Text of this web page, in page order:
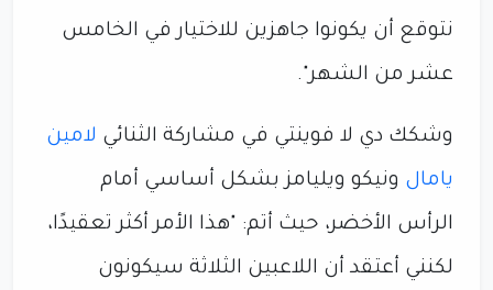
نتوقع أن يكونوا جاهزين للاختيار في الخامس
عشر من الشهر".
وشكك دي لا فوينتي في مشاركة الثنائي لامين
يامال ونيكو ويليامز بشكل أساسي أمام
الرأس الأخضر، حيث أتم: "هذا الأمر أكثر تعقيدًا،
لكنني أعتقد أن اللاعبين الثلاثة سيكونون